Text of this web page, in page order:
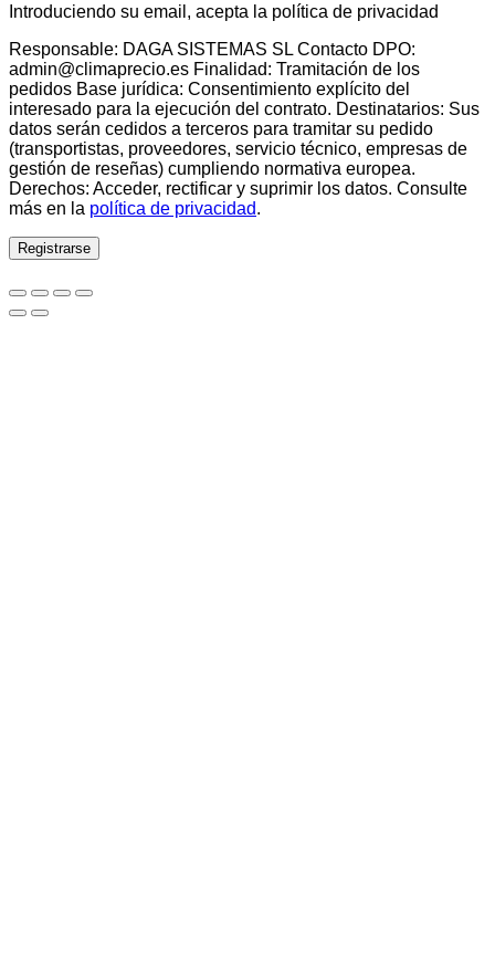
Introduciendo su email, acepta la política de privacidad
Responsable: DAGA SISTEMAS SL Contacto DPO:
admin@climaprecio.es Finalidad: Tramitación de los
pedidos Base jurídica: Consentimiento explícito del
interesado para la ejecución del contrato. Destinatarios: Sus
datos serán cedidos a terceros para tramitar su pedido
(transportistas, proveedores, servicio técnico, empresas de
gestión de reseñas) cumpliendo normativa europea.
Derechos: Acceder, rectificar y suprimir los datos. Consulte
más en la política de privacidad.
Registrarse